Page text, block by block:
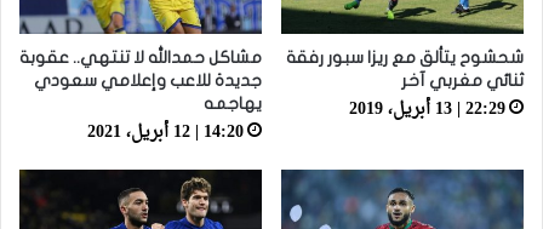
شحشوح يتألق مع ريزا سبور رفقة
ثنائي مغربي آخر
22:29 | 13 أبريل، 2019
مشاكل حمدالله لا تنتهي.. عقوبة
جديدة للاعب وإعلامي سعودي
يهاجمه
14:20 | 12 أبريل، 2021